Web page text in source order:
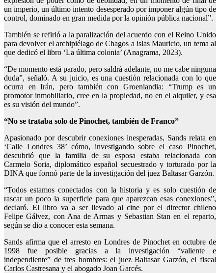
un imperio, un último intento desesperado por imponer algún tipo de
control, dominado en gran medida por la opinión pública nacional”.
También se refirió a la paralización del acuerdo con el Reino Unido
para devolver el archipiélago de Chagos a islas Mauricio, un tema al
que dedicó el libro ‘La última colonia’ (Anagrama, 2023).
“De momento está parado, pero saldrá adelante, no me cabe ninguna
duda”, señaló. A su juicio, es una cuestión relacionada con lo que
ocurra en Irán, pero también con Groenlandia: “Trump es un
promotor inmobiliario, cree en la propiedad, no en el alquiler, y esa
es su visión del mundo”.
“No se trataba solo de Pinochet, también de Franco”
Apasionado por descubrir conexiones inesperadas, Sands relata en
‘Calle Londres 38’ cómo, investigando sobre el caso Pinochet,
descubrió que la familia de su esposa estaba relacionada con
Carmelo Soria, diplomático español secuestrado y torturado por la
DINA que formó parte de la investigación del juez Baltasar Garzón.
“Todos estamos conectados con la historia y es solo cuestión de
rascar un poco la superficie para que aparezcan esas conexiones”,
declaró. El libro va a ser llevado al cine por el director chileno
Felipe Gálvez, con Ana de Armas y Sebastian Stan en el reparto,
según se dio a conocer esta semana.
Sands afirma que el arresto en Londres de Pinochet en octubre de
1998 fue posible gracias a la investigación “valiente e
independiente” de tres hombres: el juez Baltasar Garzón, el fiscal
Carlos Castresana y el abogado Joan Garcés.